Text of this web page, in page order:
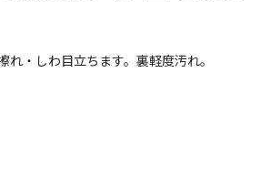
れ・しわ目立ちます。裏軽度汚れ。